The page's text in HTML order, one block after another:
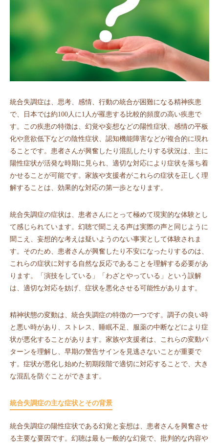
統合失調症は、思考、感情、行動の統合が困難になる精神疾患
で、日本では約100人に1人が罹患する比較的頻度の高い疾患で
す。この疾患の特徴は、幻覚や妄想などの陽性症状、感情の平板
化や意欲低下などの陰性症状、認知機能障害などが複合的に現れ
ることです。患者さんが興奮したり混乱したりする状況は、主に
陽性症状が活発な時期に見られ、適切な対応により症状を落ち着
かせることが可能です。家族や支援者がこれらの症状を正しく理
解することは、効果的な対応の第一歩となります。
統合失調症の症状は、患者さんにとって極めて現実的な体験とし
て感じられています。幻聴で聞こえる声は実際の声と同じように
聞こえ、妄想的な考えは疑いようのない事実として体験されま
す。そのため、患者さんが興奮したり不安になったりするのは、
これらの症状に対する自然な反応であることを理解する必要があ
ります。「演技をしている」「わざとやっている」という誤解
は、適切な対応を妨げ、症状を悪化させる可能性があります。
精神状態の変動は、統合失調症の特徴の一つです。調子の良い時
と悪い時があり、ストレス、睡眠不足、服薬の中断などにより症
状が悪化することがあります。家族や支援者は、これらの変動パ
ターンを理解し、早期の警告サインを見逃さないことが重要で
す。症状が悪化し始めた初期段階で適切に対応することで、大き
な混乱を防ぐことができます。
統合失調症の主な症状とその背景
統合失調症の陽性症状である幻覚と妄想は、患者さんを興奮させ
る主要な要因です。幻聴は最も一般的な幻覚で、批判的な内容や